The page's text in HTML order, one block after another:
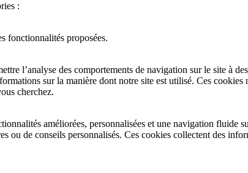
:
fonctionnalités proposées.
l’analyse des comportements de navigation sur le site à
sur la manière dont notre site est utilisé. Ces cookies
cherchez.
améliorées, personnalisées et une navigation fluide
ou de conseils personnalisés. Ces cookies collectent des